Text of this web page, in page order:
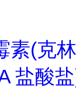
素(克
盐酸